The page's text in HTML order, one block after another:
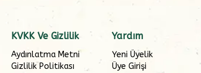
KVKK Ve Gizlilik
Aydınlatma Metni
Gizlilik Politikası
Yardım
Yeni Üyelik
Üye Girişi